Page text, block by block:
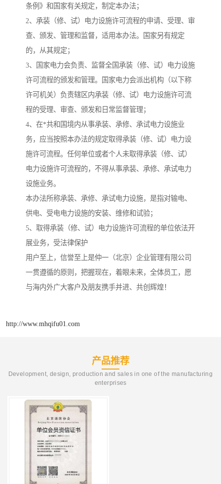
条例》和国家有关规定，制定本办法；
2、承装（修、试）电力设施许可流程的申请、受理、审
查、颁发、管理和监督，适用本办法。国家另有规定
的，从其规定；
3、国家电力会负责、监督全国承装（修、试）电力设施
许可流程的颁发和管理。国家电力会派出机构（以下称
许可机关）负责辖区内承装（修、试）电力设施许可流
程的受理、审查、颁发和日常监督管理；
4、在*共和国境内从事承装、承修、承试电力设施业
务，应当按照本办法的规定取得承装（修、试）电力设
施许可流程。任何单位或者个人未取得承装（修、试）
电力设施许可流程的，不得从事承装、承修、承试电力
设施业务。
本办法所称承装、承修、承试电力设施，是指对输电、
供电、受电电力设施的安装、维修和试验；
5、取得承装（修、试）电力设施许可流程的单位依法开
展业务，受法律保护
用户至上，信誉至上是仲一（北京）企业管理有限公司
一贯遵循的原则，把握现在，着眼未来，全体员工，愿
与海内外广大客户及朋友携手并进、共创辉煌！
http://www.mhqifu01.com
产品推荐
Development, design, production and sales in one of the manufacturing
enterprises